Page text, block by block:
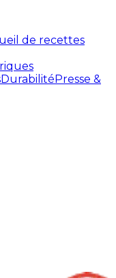
de recettes
DurabilitéPresse &